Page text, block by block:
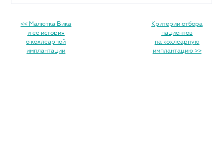
<< Малютка Вика
и её история
о кохлеарной
имплантации
Критерии отбора
пациентов
на кохлеарную
имплантацию >>